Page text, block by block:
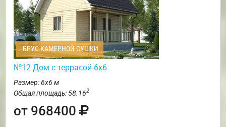
БРУС КАМЕРНОЙ СУШКИ
№12 Дом с террасой 6х6
Размер: 6х6 м
Общая площадь: 58.162
от 968400